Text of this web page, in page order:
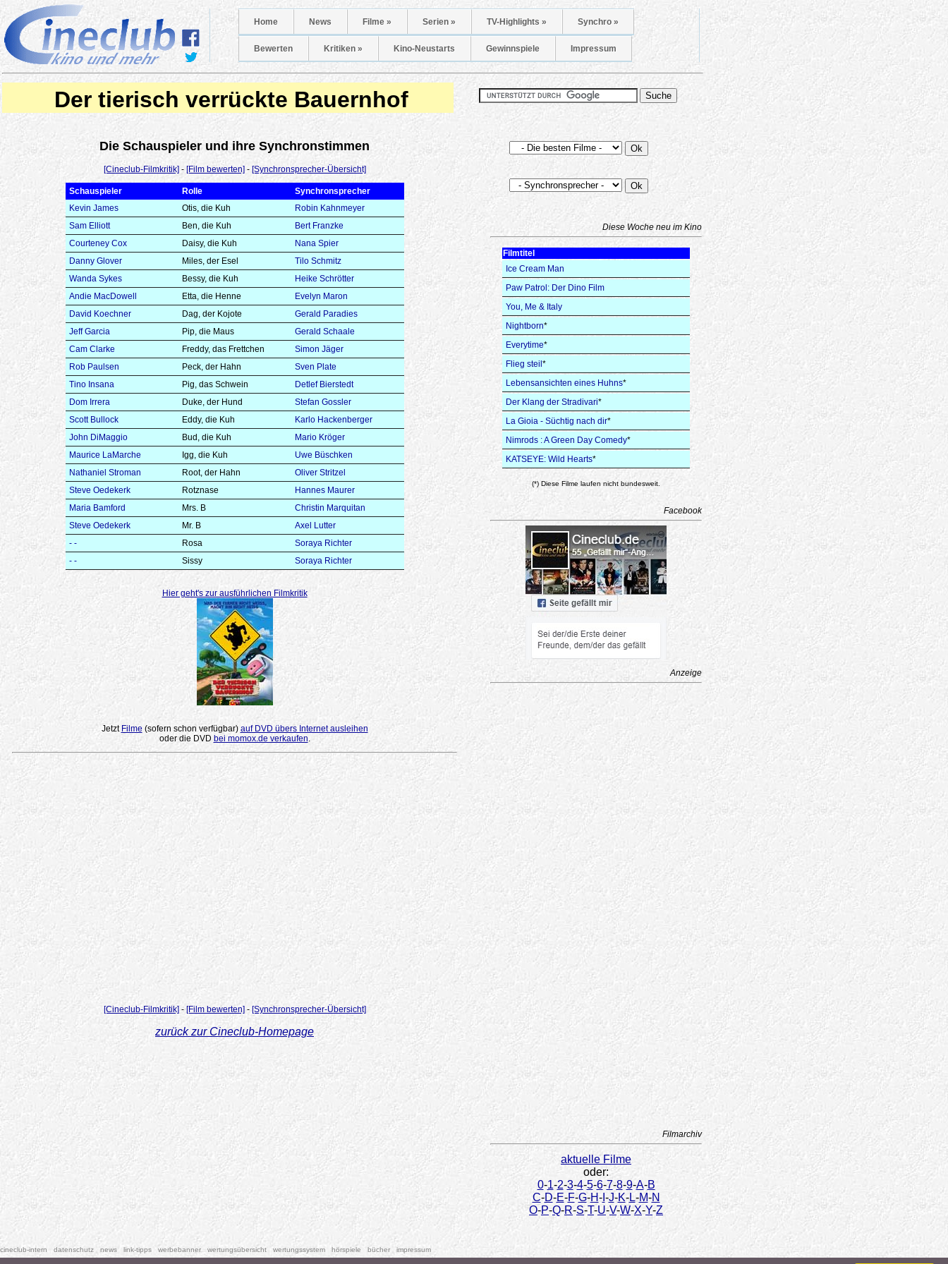
Home News Filme » Serien » TV-Highlights » Synchro »
Bewerten Kritiken » Kino-Neustarts Gewinnspiele Impressum
Der tierisch verrückte Bauernhof
Die Schauspieler und ihre Synchronstimmen
[Cineclub-Filmkritik] - [Film bewerten] - [Synchronsprecher-Übersicht]
Schauspieler Rolle
Synchronsprecher
Kevin James
Otis, die Kuh
Robin Kahnmeyer
Sam Elliott
Ben, die Kuh
Bert Franzke
Courteney Cox
Daisy, die Kuh
Nana Spier
Danny Glover
Miles, der Esel
Tilo Schmitz
Wanda Sykes
Bessy, die Kuh
Heike Schrötter
Andie MacDowell
Etta, die Henne
Evelyn Maron
David Koechner
Dag, der Kojote
Gerald Paradies
Jeff Garcia
Pip, die Maus
Gerald Schaale
Cam Clarke
Freddy, das Frettchen
Simon Jäger
Rob Paulsen
Peck, der Hahn
Sven Plate
Tino Insana
Pig, das Schwein
Detlef Bierstedt
Dom Irrera
Duke, der Hund
Stefan Gossler
Scott Bullock
Eddy, die Kuh
Karlo Hackenberger
John DiMaggio
Bud, die Kuh
Mario Kröger
Maurice LaMarche
Igg, die Kuh
Uwe Büschken
Nathaniel Stroman
Root, der Hahn
Oliver Stritzel
Steve Oedekerk
Rotznase
Hannes Maurer
Maria Bamford
Mrs. B
Christin Marquitan
Steve Oedekerk
Mr. B
Axel Lutter
- -
Rosa
Soraya Richter
- -
Sissy Soraya Richter
Hier geht's zur ausführlichen Filmkritik
Jetzt Filme (sofern schon verfügbar) auf DVD übers Internet ausleihen
oder die DVD bei momox.de verkaufen.
[Cineclub-Filmkritik] - [Film bewerten] - [Synchronsprecher-Übersicht]
zurück zur Cineclub-Homepage
Diese Woche neu im Kino
Filmtitel
Ice Cream Man
Paw Patrol: Der Dino Film
You, Me & Italy
Nightborn*
Everytime*
Flieg steil *
Lebensansichten eines Huhns*
Der Klang der Stradivari*
La Gioia - Süchtig nach dir*
Nimrods : A Green Day Comedy*
KATSEYE: Wild Hearts*
(*) Diese Filme laufen nicht bundesweit.
Facebook
Anzeige
Filmarchiv
aktuelle Filme
oder:
0-1-2-3-4-5-6-7-8-9-A-B
C-D-E-F-G-H-I -J-K-L-M-N
O-P-Q-R-S-T-U-V-W-X-Y-Z
cineclub-intern datenschutz news link-tipps werbebanner wertungsübersicht wertungssystem hörspiele bücher impressum